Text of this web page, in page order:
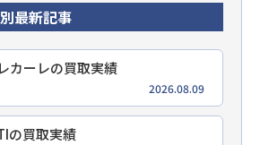
最新記事
カーレの買取実績
2026.08.09
の買取実績